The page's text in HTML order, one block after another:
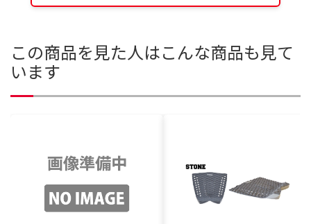
この商品を見た人はこんな商品も見て
います